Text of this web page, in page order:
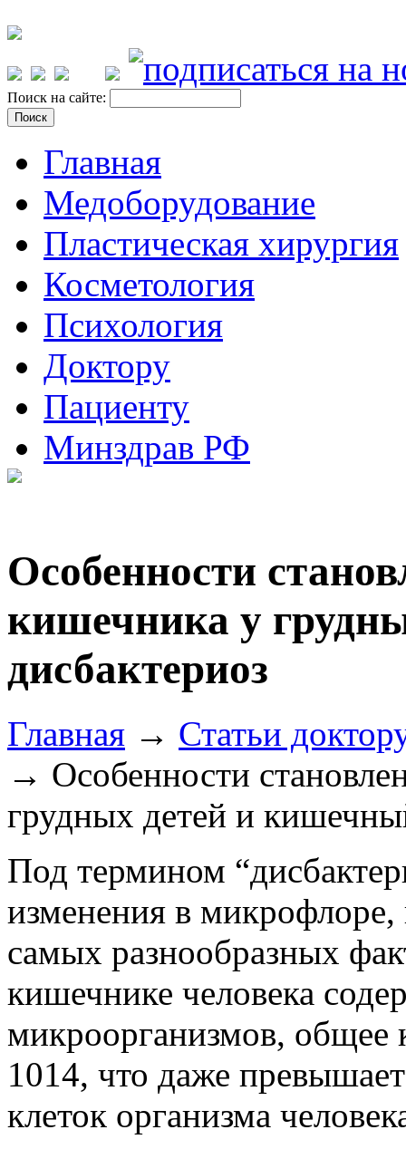
Поиск на сайте:
Главная
Медоборудование
Пластическая хирургия
Косметология
Психология
Доктору
Пациенту
Минздрав РФ
Особенности
кишечника у
дисбактериоз
Главная → Статьи
→ Особенности
грудных детей и
Под термином
изменения в
самых разнообразных
кишечнике человека
микроорганизмов, общее
1014, что даже
клеток организма